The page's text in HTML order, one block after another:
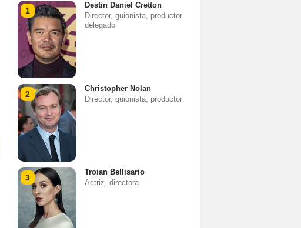
1
Destin Daniel Cretton
Director, guionista, productor
delegado
2
Christopher Nolan
Director, guionista, productor
3
Troian Bellisario
Actriz, directora